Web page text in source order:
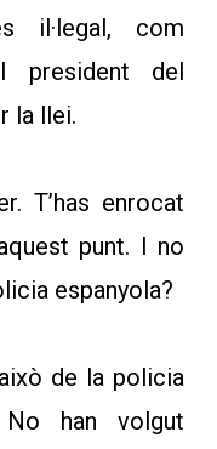
com
president del
la llei.
T’has enrocat
punt. I no
espanyola?
de la policia
No han volgut